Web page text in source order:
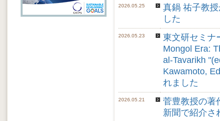
2026.05.25
真鍋 祐子教
した
2026.05.23
東文研セミナ
Mongol Era:
al-Tavarikh
Kawamoto,
れました
2026.05.21
菅豊教授の著
新聞で紹介さ